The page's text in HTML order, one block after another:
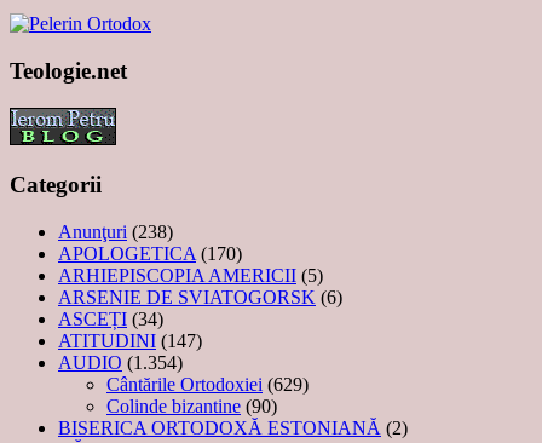
Teologie.net
Categorii
Anunţuri (238)
APOLOGETICA (170)
ARHIEPISCOPIA AMERICII (5)
ARSENIE DE SVIATOGORSK (6)
ASCEȚI (34)
ATITUDINI (147)
AUDIO (1.354)
Cântările Ortodoxiei (629)
Colinde bizantine (90)
BISERICA ORTODOXĂ ESTONIANĂ (2)